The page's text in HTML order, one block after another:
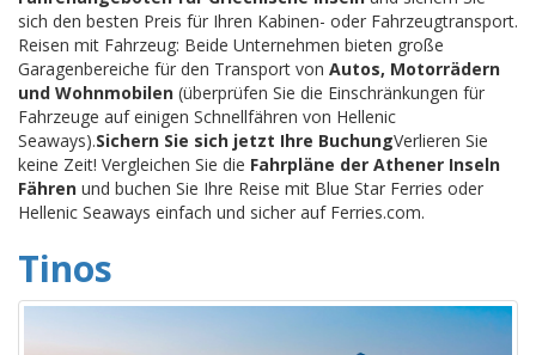
sich den besten Preis für Ihren Kabinen- oder Fahrzeugtransport.
Reisen mit Fahrzeug: Beide Unternehmen bieten große
Garagenbereiche für den Transport von Autos, Motorrädern
und Wohnmobilen (überprüfen Sie die Einschränkungen für
Fahrzeuge auf einigen Schnellfähren von Hellenic
Seaways).Sichern Sie sich jetzt Ihre BuchungVerlieren Sie
keine Zeit! Vergleichen Sie die Fahrpläne der Athener Inseln
Fähren und buchen Sie Ihre Reise mit Blue Star Ferries oder
Hellenic Seaways einfach und sicher auf Ferries.com.
Tinos